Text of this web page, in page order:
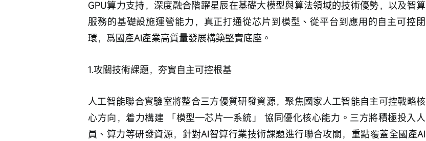
GPU算力支持，深度融合階躍星辰在基礎大模型與算法領域的技術優勢，以及智算
服務的基礎設施運營能力，真正打通從芯片到模型、從平台到應用的自主可控閉
環，爲國產AI產業高質量發展構築堅實底座。
1.攻關技術課題，夯實自主可控根基
人工智能聯合實驗室將整合三方優質研發資源，聚焦國家人工智能自主可控戰略核
心方向，着力構建 「模型—芯片—系統」 協同優化核心能力。三方將積極投入人
員、算力等研發資源，針對AI智算行業技術課題進行聯合攻關，重點覆蓋全國產AI